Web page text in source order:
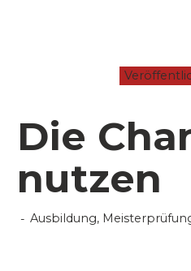
Die
nutzen
Ausbildung,